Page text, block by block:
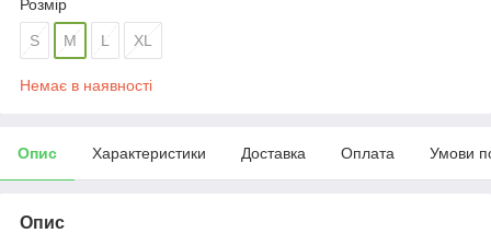
Розмір
S M L XL
Немає в наявності
Опис Характеристики Доставка Оплата Умови
Опис